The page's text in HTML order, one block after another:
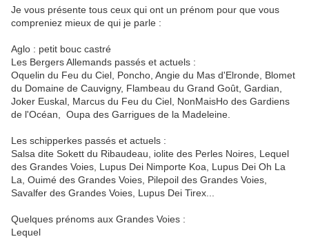
Je vous présente tous ceux qui ont un prénom pour que vous
compreniez mieux de qui je parle :
Aglo : petit bouc castré
Les Bergers Allemands passés et actuels :
Oquelin du Feu du Ciel, Poncho, Angie du Mas d'Elronde, Blomet
du Domaine de Cauvigny, Flambeau du Grand Goût, Gardian,
Joker Euskal, Marcus du Feu du Ciel, NonMaisHo des Gardiens
de l'Océan, Oupa des Garrigues de la Madeleine.
Les schipperkes passés et actuels :
Salsa dite Sokett du Ribaudeau, iolite des Perles Noires, Lequel
des Grandes Voies, Lupus Dei Nimporte Koa, Lupus Dei Oh La
La, Ouimé des Grandes Voies, Pilepoil des Grandes Voies,
Savalfer des Grandes Voies, Lupus Dei Tirex...
Quelques prénoms aux Grandes Voies :
Lequel